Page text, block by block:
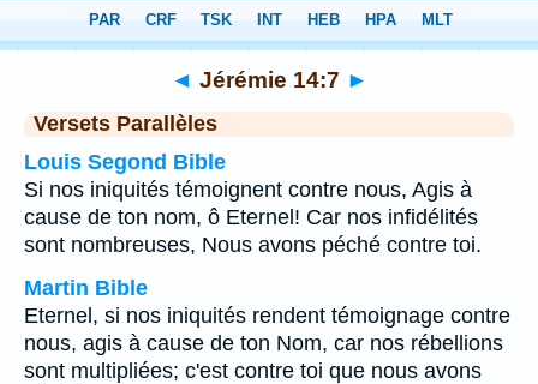
Chapitre 14 > Verset 7
◄ Jérémie 14:7 ►
Versets Parallèles
Louis Segond Bible
Si nos iniquités témoignent contre nous, Agis à
cause de ton nom, ô Eternel! Car nos infidélités
sont nombreuses, Nous avons péché contre toi.
Martin Bible
Eternel, si nos iniquités rendent témoignage contre
nous, agis à cause de ton Nom, car nos rébellions
sont multipliées; c'est contre toi que nous avons